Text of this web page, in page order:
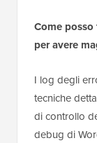
Come
per avere
I log degli
tecniche
di controllo
debug di